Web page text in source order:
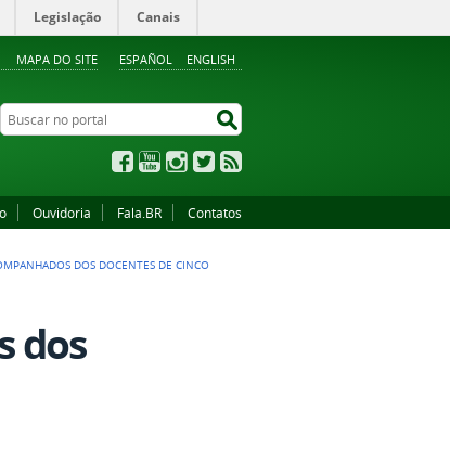
ESPAÑOL ENGLISH
MAPA DO SITE
Legislação Canais
Buscar no portal
FacebookYouTubeInstagram
Twitter
Ouvidoria Fala.BR Contatos
DOS DOCENTES DE CINCO
dos